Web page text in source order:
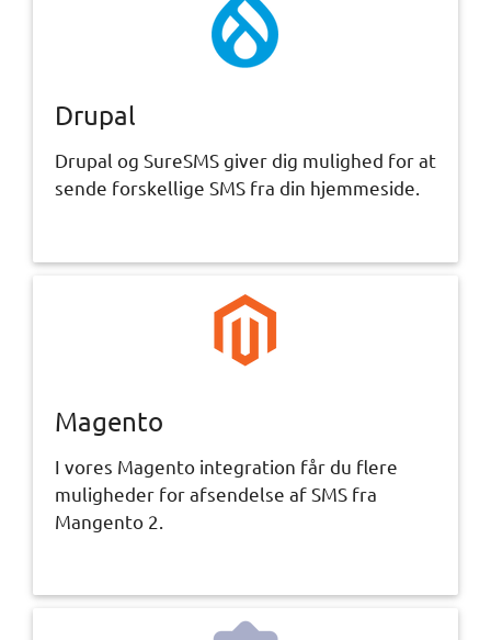
Drupal
Drupal og SureSMS giver dig mulighed for at
sende forskellige SMS fra din hjemmeside.
Magento
I vores Magento integration får du flere
muligheder for afsendelse af SMS fra
Mangento 2.